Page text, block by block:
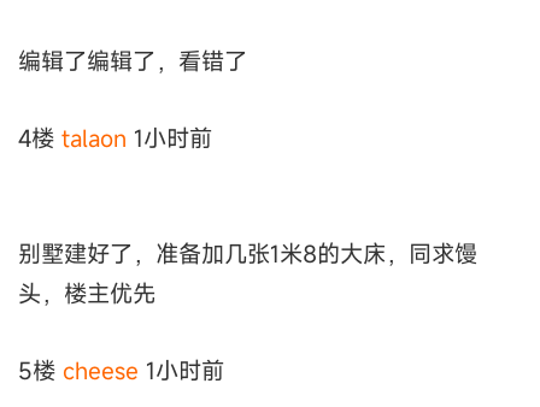
编辑了编辑了，看错了
4楼 talaon 1小时前
别墅建好了，准备加几张1米8的大床，同求馒
头，楼主优先
5楼 cheese 1小时前